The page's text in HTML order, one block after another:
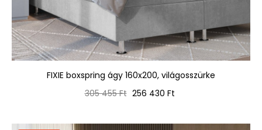
FIXIE boxspring ágy 160x200, világosszürke
Normál
305 455 Ft Ár
256 430 Ft